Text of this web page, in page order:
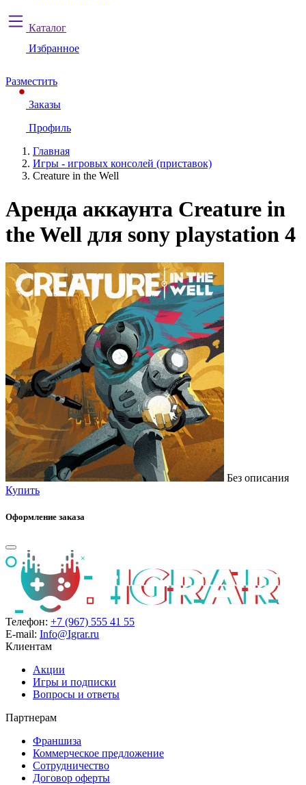
Каталог
Избранное
Разместить
Заказы
Профиль
Главная
Игры - игровых консолей (приставок)
Creature in the Well
Аренда аккаунта Creature in
the Well для sony playstation 4
Без описания
Купить
Оформление заказа
Телефон: +7 (967) 555 41 55
E-mail: Info@Igrar.ru
Клиентам
Акции
Игры и подписки
Вопросы и ответы
Партнерам
Франшиза
Коммерческое предложение
Сотрудничество
Договор оферты